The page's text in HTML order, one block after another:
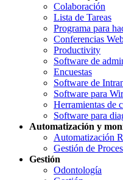
Colaboración
Lista de Tareas
Programa para
Conferencias
Productivity
Software de
Encuestas
Software de
Software para
Herramientas de
Software para
Automatización y
Automatización
Gestión de
Gestión
Odontología